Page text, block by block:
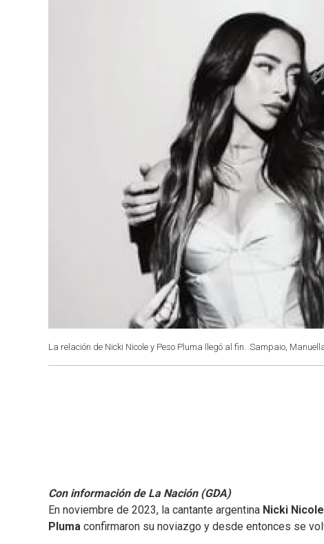
La relación de Nicki Nicole y Peso Pluma llegó al fin. Sampaio,
Con información de La Nación (GDA)
En noviembre de 2023, la cantante argentina Nicki Nicole
Pluma confirmaron su noviazgo y desde entonces se